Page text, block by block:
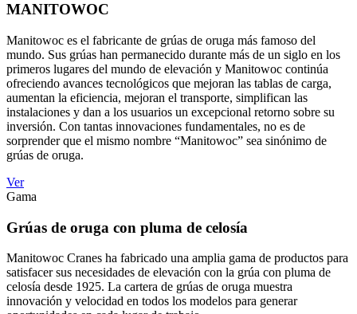
MANITOWOC
Manitowoc es el fabricante de grúas de oruga más famoso del
mundo. Sus grúas han permanecido durante más de un siglo en los
primeros lugares del mundo de elevación y Manitowoc continúa
ofreciendo avances tecnológicos que mejoran las tablas de carga,
aumentan la eficiencia, mejoran el transporte, simplifican las
instalaciones y dan a los usuarios un excepcional retorno sobre su
inversión. Con tantas innovaciones fundamentales, no es de
sorprender que el mismo nombre “Manitowoc” sea sinónimo de
grúas de oruga.
Ver
Gama
Grúas de oruga con pluma de celosía
Manitowoc Cranes ha fabricado una amplia gama de productos para
satisfacer sus necesidades de elevación con la grúa con pluma de
celosía desde 1925. La cartera de grúas de oruga muestra
innovación y velocidad en todos los modelos para generar